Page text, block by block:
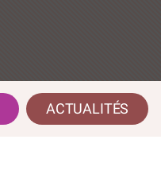
ACTUALITÉS